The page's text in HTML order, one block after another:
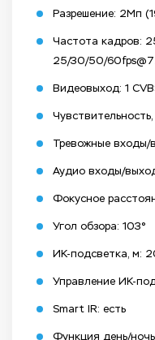
Разрешение: 2Мп
Частота кадров:
25/30/50/
Видеовыход: 1
Тревожные входы/
Аудио входы/
Фокусное
Угол обзора: 103°
ИК-подсветка, м:
Управление ИК-
Smart IR: есть
Функция день/